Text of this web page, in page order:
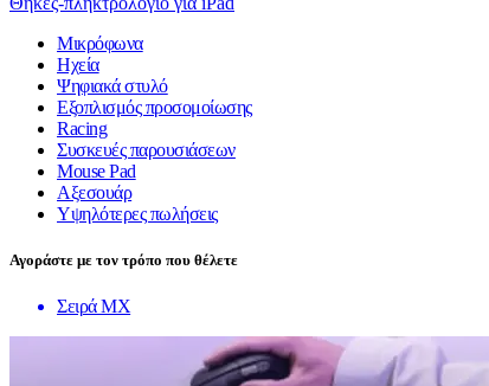
Μικρόφωνα
Ηχεία
Ψηφιακά στυλό
Εξοπλισμός προσομοίωσης
Racing
Συσκευές παρουσιάσεων
Mouse Pad
Αξεσουάρ
Υψηλότερες πωλήσεις
Αγοράστε με τον τρόπο που θέλετε
Σειρά MX